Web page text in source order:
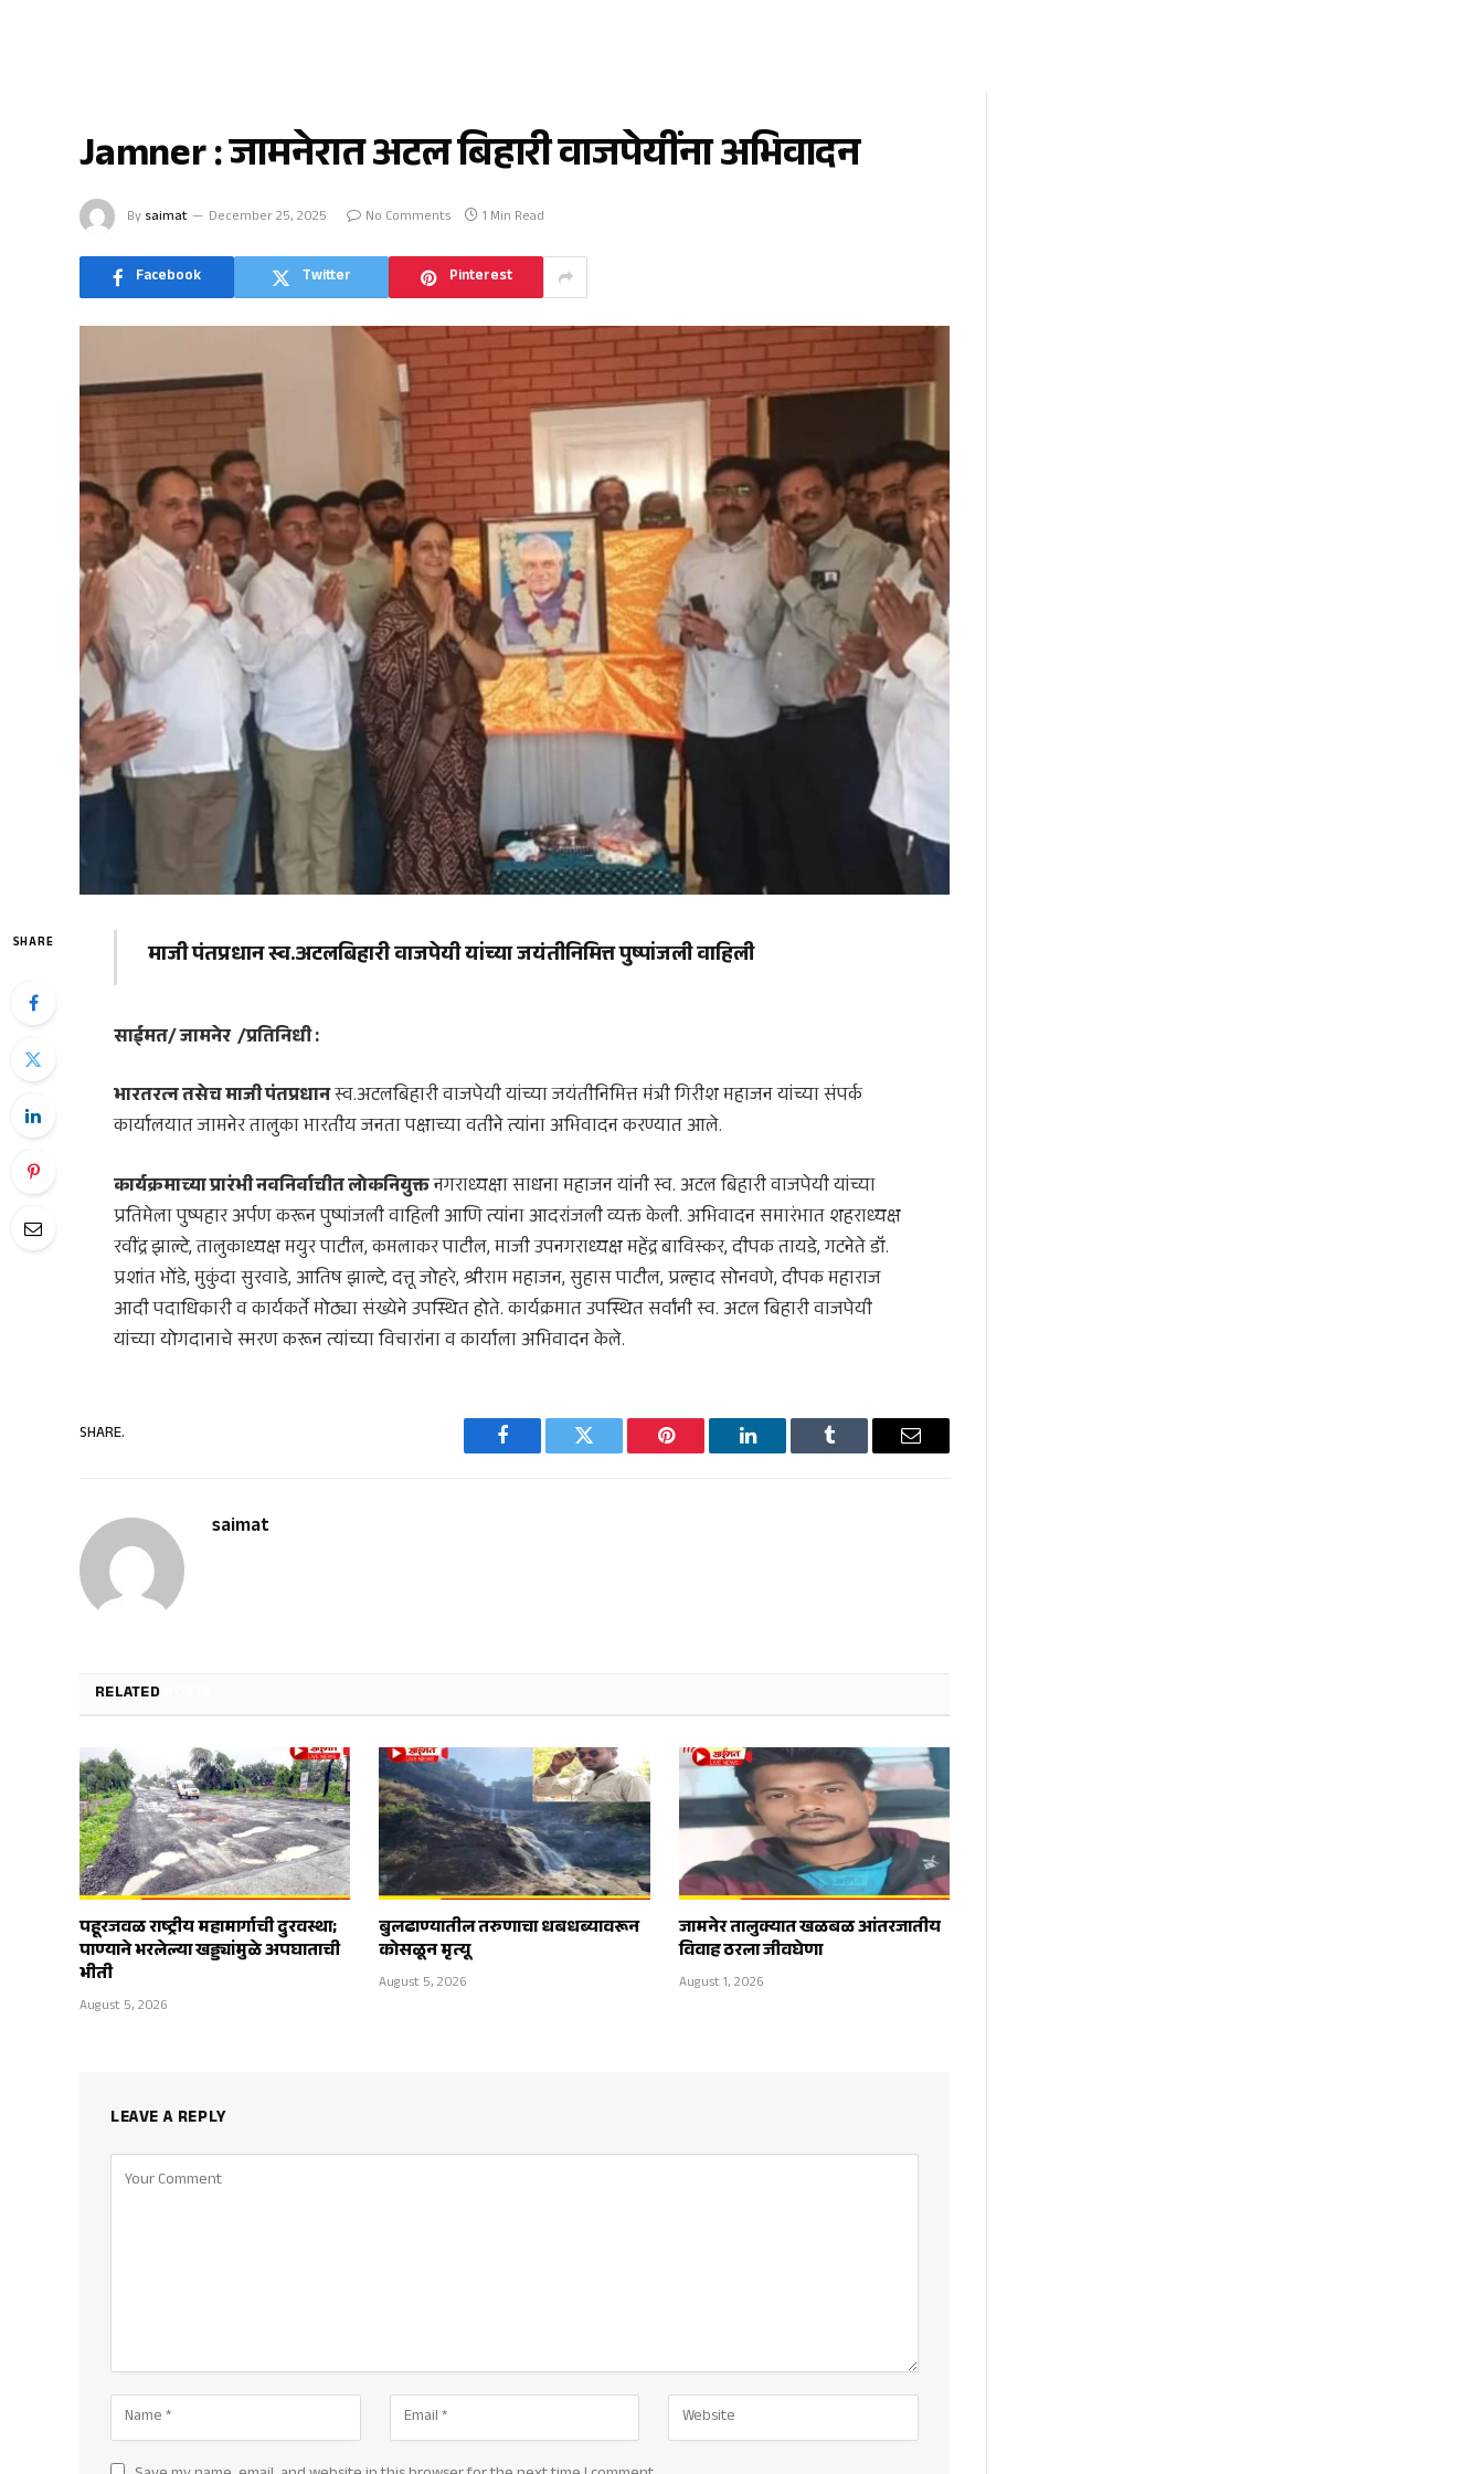
Jamner : जामनेरात अटल बिहारी वाजपेयींना अभिवादन
By saimat December 25, 2025 No Comments 1 Min Read
Facebook Twitter Pinterest
SHARE माजी पंतप्रधान स्व.अटलबिहारी वाजपेयी यांच्या जयंतीनिमित्त पुष्पांजली वाहिली
साईमत/ जामनेर /प्रतिनिधी :
भारतरत्न तसेच माजी पंतप्रधानस्व.अटलबिहारी वाजपेयी यांच्या जयंतीनिमित्त मंत्री गिरीश महाजन यांच्या संपर्क
कार्यालयात जामनेर तालुका भारतीय जनता पक्षाच्या वतीने त्यांना अभिवादन करण्यात आले.
कार्यक्रमाच्या प्रारंभी नवनिर्वाचीत लोकनियुक्तनगराध्यक्षा साधना महाजन यांनी स्व. अटल बिहारी वाजपेयी यांच्या
प्रतिमेला पुष्पहार अर्पण करून पुष्पांजली वाहिली आणि त्यांना आदरांजली व्यक्त केली. अभिवादन समारंभात शहराध्यक्ष
रवींद्र झाल्टे, तालुकाध्यक्ष मयुर पाटील, कमलाकर पाटील, माजी उपनगराध्यक्ष महेंद्र बाविस्कर, दीपक तायडे, गटनेते डॉ.
प्रशांत भोंडे, मुकुंदा सुरवाडे, आतिष झाल्टे, दत्तू जोहरे, श्रीराम महाजन, सुहास पाटील, प्रल्हाद सोनवणे, दीपक महाराज
आदी पदाधिकारी व कार्यकर्ते मोठ्या संख्येने उपस्थित होते. कार्यक्रमात उपस्थित सर्वांनी स्व. अटल बिहारी वाजपेयी
यांच्या योगदानाचे स्मरण करून त्यांच्या विचारांना व कार्याला अभिवादन केले.
SHARE.
Facebook Twitter Pinterest LinkedIn Tumblr Email
saimat
RELATED
पहूरजवळ राष्ट्रीय महामार्गाची दुरवस्था;
पाण्याने भरलेल्या खड्ड्यांमुळे अपघाताची
भीती
August 5, 2026
बुलढाण्यातील तरुणाचा धबधब्यावरून
कोसळून मृत्यू
August 5, 2026
जामनेर तालुक्यात खळबळ आंतरजातीय
विवाह ठरला जीवघेणा
August 1, 2026
LEAVE A REPLY